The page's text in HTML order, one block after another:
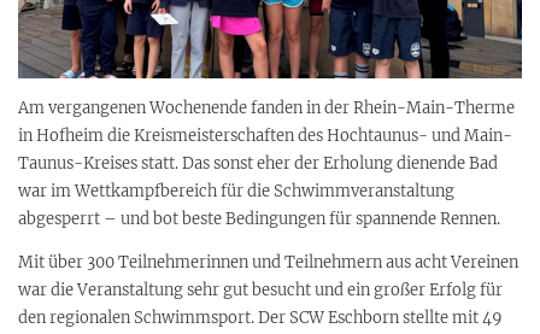
Am vergangenen Wochenende fanden in der Rhein-Main-Therme
in Hofheim die Kreismeisterschaften des Hochtaunus- und Main-
Taunus-Kreises statt. Das sonst eher der Erholung dienende Bad
war im Wettkampfbereich für die Schwimmveranstaltung
abgesperrt – und bot beste Bedingungen für spannende Rennen.
Mit über 300 Teilnehmerinnen und Teilnehmern aus acht Vereinen
war die Veranstaltung sehr gut besucht und ein großer Erfolg für
den regionalen Schwimmsport. Der SCW Eschborn stellte mit 49